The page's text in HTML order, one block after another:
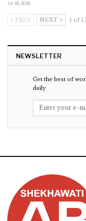
Jul 18, 2026
PREV NEXT 1 of
NEWSLETTER
Get the best of
daily